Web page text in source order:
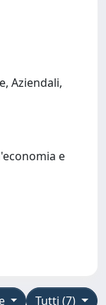
Aziendali,
e
Tutti (7)